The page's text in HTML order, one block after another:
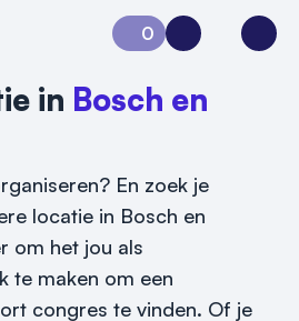
0
Aanvraag 0Inloggen
in Bosch en
En zoek je
locatie in Bosch en
om het jou als
te maken om een
congres te vinden. Of je